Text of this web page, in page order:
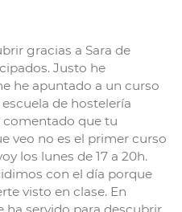
gracias a Sara de
Justo he
he apuntado a un curso
de hostelería
que tu
veo no es el primer curso
los lunes de 17 a 20h.
con el día porque
visto en clase. En